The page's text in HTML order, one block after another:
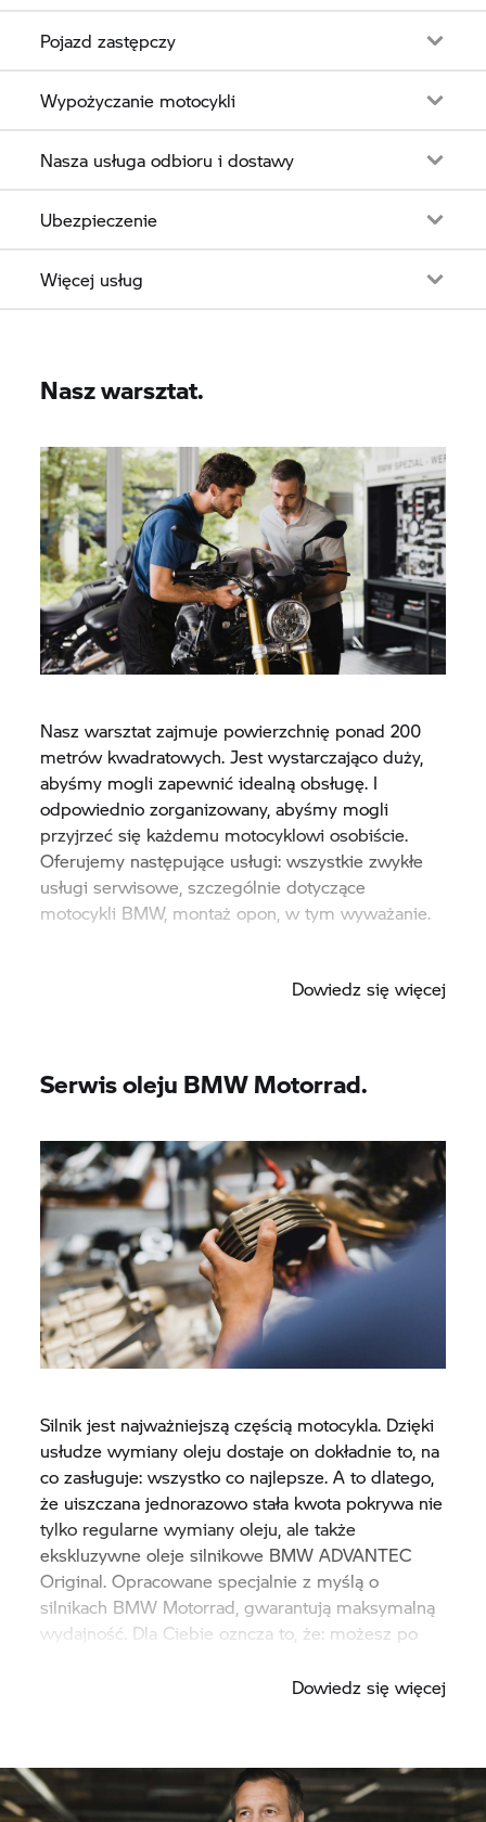
Pojazd zastępczy
Wypożyczanie motocykli
Nasza usługa odbioru i dostawy
Ubezpieczenie
Więcej usług
Nasz warsztat.
Nasz warsztat zajmuje powierzchnię ponad 200
metrów kwadratowych. Jest wystarczająco duży,
abyśmy mogli zapewnić idealną obsługę. I
odpowiednio zorganizowany, abyśmy mogli
przyjrzeć się każdemu motocyklowi osobiście.
Oferujemy następujące usługi: wszystkie zwykłe
usługi serwisowe, szczególnie dotyczące
motocykli BMW, montaż opon, w tym wyważanie.
Dowiedz się więcej
Serwis oleju BMW Motorrad.
Silnik jest najważniejszą częścią motocykla. Dzięki
usłudze wymiany oleju dostaje on dokładnie to, na
co zasługuje: wszystko co najlepsze. A to dlatego,
że uiszczana jednorazowo stała kwota pokrywa nie
tylko regularne wymiany oleju, ale także
ekskluzywne oleje silnikowe BMW ADVANTEC
Original. Opracowane specjalnie z myślą o
silnikach BMW Motorrad, gwarantują maksymalną
wydajność. Dla Ciebie ozncza to, że: możesz po
Dowiedz się więcej